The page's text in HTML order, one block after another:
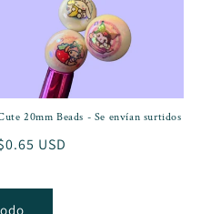
20mm Beads - Se envían surtidos
USD